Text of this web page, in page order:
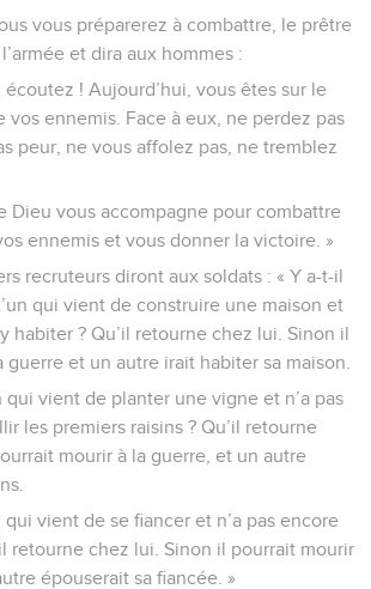
vous préparerez à combattre, le prêtre
et dira aux hommes :
écoutez ! Aujourd’hui, vous êtes sur le
vos ennemis. Face à eux, ne perdez pas
peur, ne vous affolez pas, ne tremblez
Dieu vous accompagne pour combattre
ennemis et vous donner la victoire. »
recruteurs diront aux soldats : « Y a-t-il
qui vient de construire une maison et
habiter ? Qu’il retourne chez lui. Sinon il
guerre et un autre irait habiter sa maison.
qui vient de planter une vigne et n’a pas
les premiers raisins ? Qu’il retourne
mourir à la guerre, et un autre
qui vient de se fiancer et n’a pas encore
retourne chez lui. Sinon il pourrait mourir
épouserait sa fiancée. »